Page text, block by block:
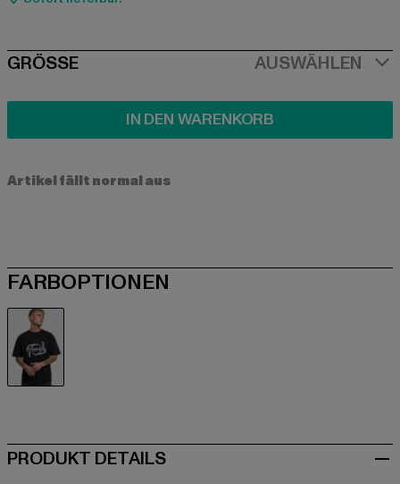
SIZE
GRÖSSE AUSWÄHLEN
IN DEN WARENKORB
Artikel fällt normal aus
FARBOPTIONEN
PRODUKT DETAILS